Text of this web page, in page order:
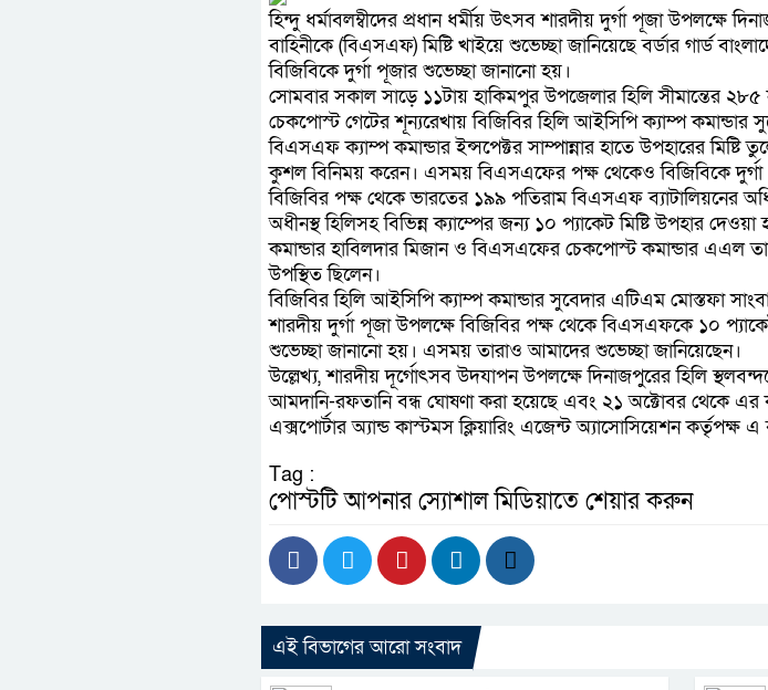
হিন্দু ধর্মাবলম্বীদের প্রধান ধর্মীয় উৎসব শারদীয় দুর্গা পূজা উপলক্ষে
বাহিনীকে (বিএসএফ) মিষ্টি খাইয়ে শুভেচ্ছা জানিয়েছে বর্ডার গার্ড
বিজিবিকে দুর্গা পূজার শুভেচ্ছা জানানো হয়।
সোমবার সকাল সাড়ে ১১টায় হাকিমপুর উপজেলার হিলি সীমান্তের ২৮৫
চেকপোস্ট গেটের শূন্যরেখায় বিজিবির হিলি আইসিপি ক্যাম্প কমান্ডার
বিএসএফ ক্যাম্প কমান্ডার ইন্সপেক্টর সাম্পান্নার হাতে উপহারের মিষ্টি
কুশল বিনিময় করেন। এসময় বিএসএফের পক্ষ থেকেও বিজিবিকে দুর্গা
বিজিবির পক্ষ থেকে ভারতের ১৯৯ পতিরাম বিএসএফ ব্যাটালিয়নের
অধীনস্থ হিলিসহ বিভিন্ন ক্যাম্পের জন্য ১০ প্যাকেট মিষ্টি উপহার
কমান্ডার হাবিলদার মিজান ও বিএসএফের চেকপোস্ট কমান্ডার এএল
উপস্থিত ছিলেন।
বিজিবির হিলি আইসিপি ক্যাম্প কমান্ডার সুবেদার এটিএম মোস্তফা
শারদীয় দুর্গা পূজা উপলক্ষে বিজিবির পক্ষ থেকে বিএসএফকে ১০
শুভেচ্ছা জানানো হয়। এসময় তারাও আমাদের শুভেচ্ছা জানিয়েছেন।
উল্লেখ্য, শারদীয় দূর্গোৎসব উদযাপন উপলক্ষে দিনাজপুরের হিলি
আমদানি-রফতানি বন্ধ ঘোষণা করা হয়েছে এবং ২১ অক্টোবর থেকে এর
এক্সপোর্টার অ্যান্ড কাস্টমস ক্লিয়ারিং এজেন্ট অ্যাসোসিয়েশন কর্তৃপক্ষ এ
Tag :
পোস্টটি আপনার স্যোশাল মিডিয়াতে শেয়ার করুন
এই বিভাগের আরো সংবাদ